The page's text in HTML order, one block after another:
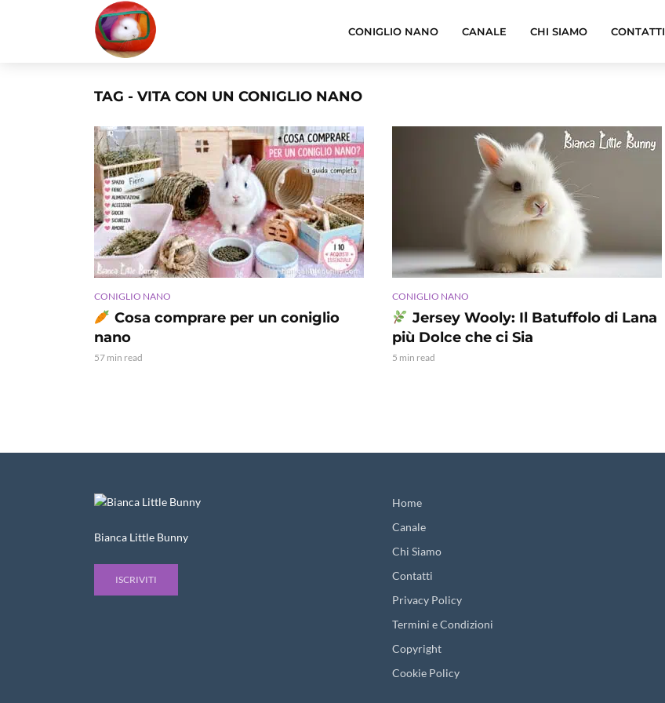
CONIGLIO NANO CANALE CHI SIAMO CONTATTI
TAG - VITA CON UN CONIGLIO NANO
CONIGLIO NANO
Cosa comprare per un coniglio
nano
57 min read
CONIGLIO NANO
Jersey Wooly: Il Batuffolo di Lana
più Dolce che ci Sia
5 min read
Bianca Little Bunny
ISCRIVITI
Home
Canale
Chi Siamo
Contatti
Privacy Policy
Termini e Condizioni
Copyright
Cookie Policy